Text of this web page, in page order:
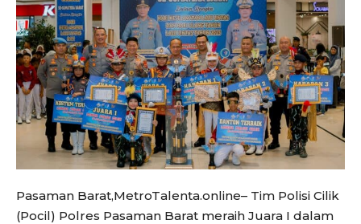
Pasaman Barat,MetroTalenta.online– Tim Polisi Cilik
(Pocil) Polres Pasaman Barat meraih Juara I dalam